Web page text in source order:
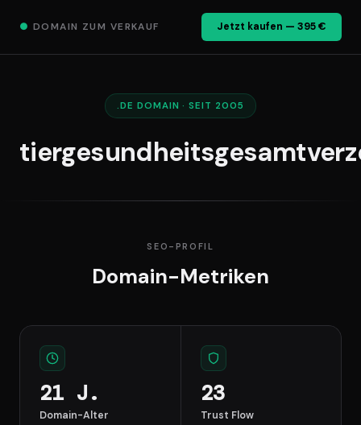
● DOMAIN ZUM VERKAUF Jetzt kaufen — 395 €
.DE DOMAIN · SEIT 2005
SEO-PROFIL
Domain-Metriken
21 J.
Domain-Alter
23
Trust Flow